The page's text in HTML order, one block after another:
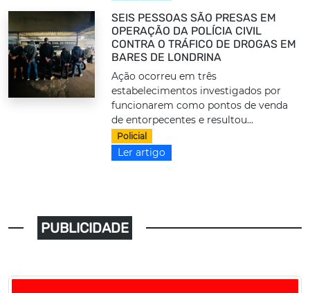
SEIS PESSOAS SÃO PRESAS EM
OPERAÇÃO DA POLÍCIA CIVIL
CONTRA O TRÁFICO DE DROGAS EM
BARES DE LONDRINA
Ação ocorreu em três
estabelecimentos investigados por
funcionarem como pontos de venda
de entorpecentes e resultou...
Policial
Ler artigo
PUBLICIDADE